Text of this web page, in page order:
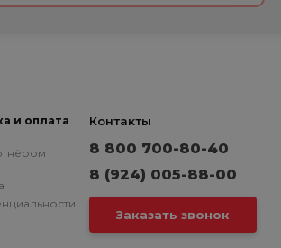
и оплата Контакты
8 800 700-80-40
8 (924) 005-88-00
Заказать звонок